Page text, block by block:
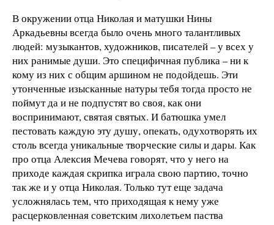
В окружении отца Николая и матушки Нины
Аркадьевны всегда было очень много талантливых
людей: музыкантов, художников, писателей – у всех у
них ранимые души. Это специфичная публика – ни к
кому из них с общим аршином не подойдешь. Эти
утонченные изысканные натуры тебя тогда просто не
поймут да и не подпустят во своя, как они
воспринимают, святая святых. И батюшка умел
пестовать каждую эту душу, опекать, одухотворять их
столь всегда уникальные творческие силы и дары. Как
про отца Алексия Мечева говорят, что у него на
приходе каждая скрипка играла свою партию, точно
так же и у отца Николая. Только тут еще задача
усложнялась тем, что приходящая к нему уже
расцерковленная советским лихолетьем паства